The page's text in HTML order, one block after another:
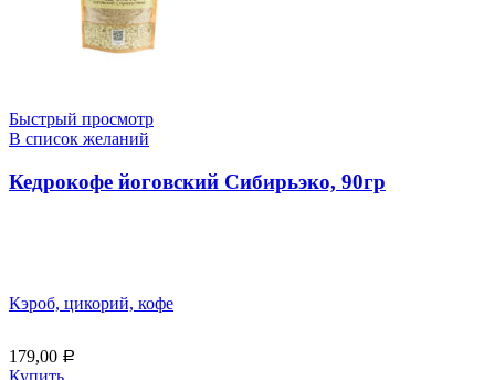
Быстрый просмотр
В список желаний
Кедрокофе йоговский Сибирьэко, 90гр
Кэроб, цикорий, кофе
179,00 Р
Купить